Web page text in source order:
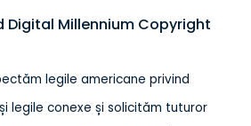
Digital Millennium Copyright
legile americane privind
legile conexe și solicităm tuturor